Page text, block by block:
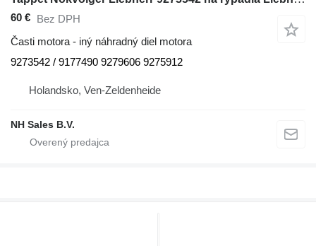
60 € Bez DPH
Časti motora - iný náhradný diel motora
9273542 / 9177490 9279606 9275912
Holandsko, Ven-Zeldenheide
NH Sales B.V.